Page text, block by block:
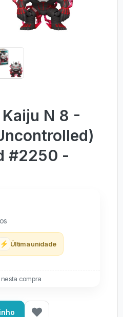
N 8 -
#2250 -
⚡ Última unidade
nesta compra